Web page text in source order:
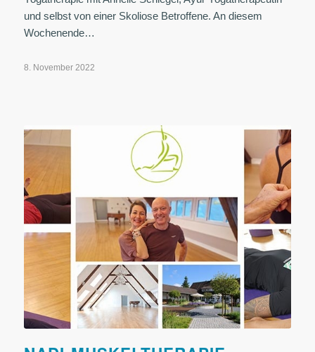
und selbst von einer Skoliose Betroffene. An diesem
Wochenende…
8. November 2022